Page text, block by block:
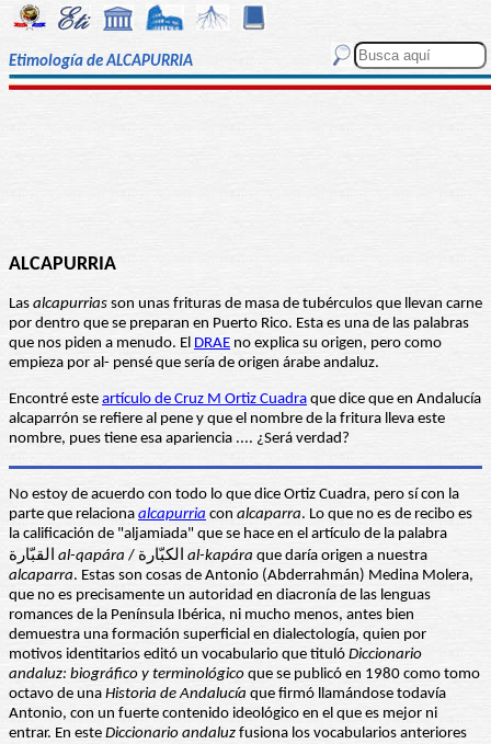
Etimología de ALCAPURRIA
ALCAPURRIA
Las alcapurrias son unas frituras de masa de tubérculos que llevan carne
por dentro que se preparan en Puerto Rico. Esta es una de las palabras
que nos piden a menudo. El DRAE no explica su origen, pero como
empieza por al- pensé que sería de origen árabe andaluz.
Encontré este artículo de Cruz M Ortiz Cuadra que dice que en Andalucía
alcaparrón se refiere al pene y que el nombre de la fritura lleva este
nombre, pues tiene esa apariencia .... ¿Será verdad?
No estoy de acuerdo con todo lo que dice Ortiz Cuadra, pero sí con la
parte que relaciona alcapurria con alcaparra. Lo que no es de recibo es
la calificación de "aljamiada" que se hace en el artículo de la palabra
al-qapára al-kapára que daría origen a nuestra
alcaparra. Estas son cosas de Antonio (Abderrahmán) Medina Molera,
que no es precisamente un autoridad en diacronía de las lenguas
romances de la Península Ibérica, ni mucho menos, antes bien
demuestra una formación superficial en dialectología, quien por
motivos identitarios editó un vocabulario que tituló Diccionario
andaluz: biográfico y terminológico que se publicó en 1980 como tomo
octavo de una Historia de Andalucía que firmó llamándose todavía
Antonio, con un fuerte contenido ideológico en el que es mejor ni
entrar. En este Diccionario andaluz fusiona los vocabularios anteriores